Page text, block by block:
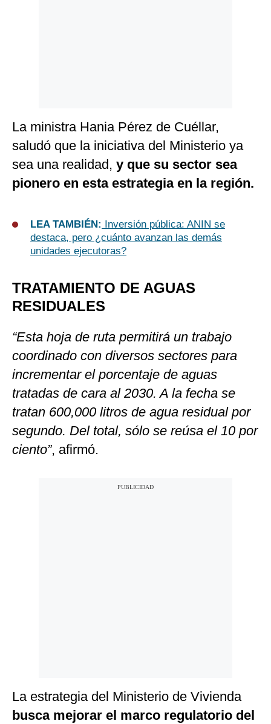
La ministra Hania Pérez de Cuéllar,
saludó que la iniciativa del Ministerio ya
sea una realidad, y que su sector sea
pionero en esta estrategia en la región.
LEA TAMBIÉN:
Inversión pública: ANIN se
destaca, pero ¿cuánto avanzan las demás
unidades ejecutoras?
TRATAMIENTO DE AGUAS
RESIDUALES
“Esta hoja de ruta permitirá un trabajo
coordinado con diversos sectores para
incrementar el porcentaje de aguas
tratadas de cara al 2030. A la fecha se
tratan 600,000 litros de agua residual por
segundo. Del total, sólo se reúsa el 10 por
ciento”, afirmó.
La estrategia del Ministerio de Vivienda
busca mejorar el marco regulatorio del